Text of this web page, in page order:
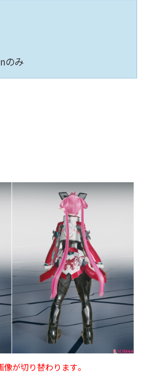
のみ
が切り替わります｡